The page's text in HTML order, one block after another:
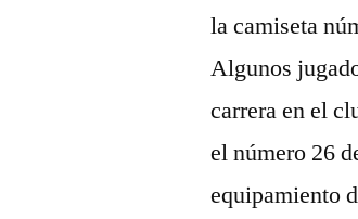
la camiseta
Algunos
carrera en el
el número 26
equipamiento